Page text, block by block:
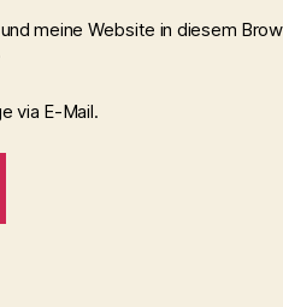
meine Website in diesem
via E-Mail.